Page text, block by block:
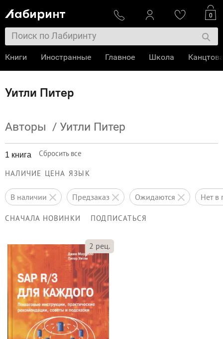
Уитли Питер
Авторы / Уитли Питер
1 книга Сбросить все
НАЛИЧИЕ ЦЕНА ЯЗЫК
в наличии предзаказ ожидаются нет
СНАЧАЛА НОВИНКИ ПОДПИСАТЬСЯ
2 рец.
0
Книги Иностранные Главное Школа